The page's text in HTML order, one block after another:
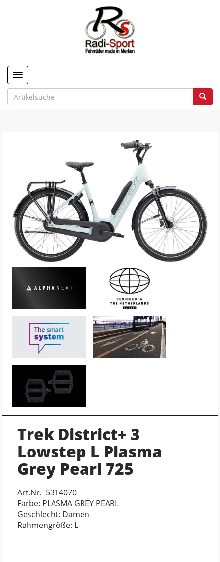
Toggle navigation
Trek District+ 3
Lowstep L Plasma
Grey Pearl 725
Art.Nr. 5314070
Farbe: PLASMA GREY PEARL
Geschlecht: Damen
Rahmengröße: L